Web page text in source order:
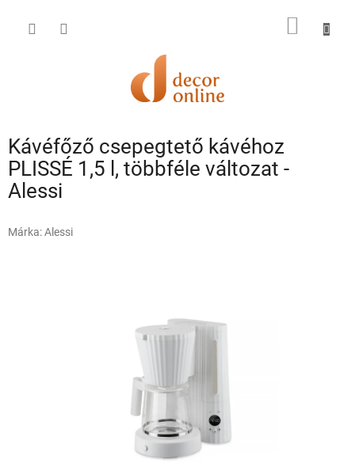
KOSÁR
Kávéfőző csepegtető kávéhoz
PLISSÉ 1,5 l, többféle változat -
Alessi
Márka:Alessi